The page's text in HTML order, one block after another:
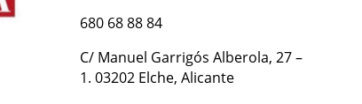
680 68 88 84
C/ Manuel Garrigós Alberola, 27 –
1. 03202 Elche, Alicante